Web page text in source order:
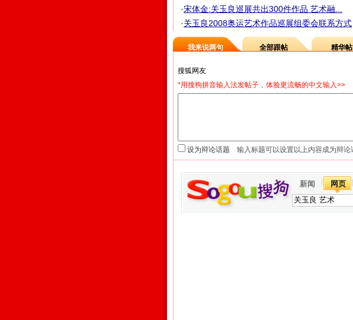
·宋体金:关玉良巡展共出300件作品 艺术融...
·关玉良2008奥运艺术作品巡展组委会联系方式
我来说两句 全部跟帖 精华帖
*用搜狗拼音输入法发帖子，体验更流畅的中文输入>>
设为辩论话题
新闻 网页